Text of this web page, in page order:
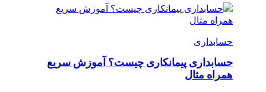
حسابداری
حسابداری پیمانکاری چیست؟ آموزش سریع
همراه مثال